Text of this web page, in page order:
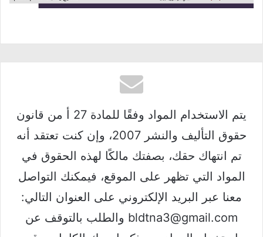
يتم الاستخدام المواد وفقًا للمادة 27 أ من قانون
حقوق التأليف والنشر 2007، وإن كنت تعتقد أنه
تم انتهاك حقك، بصفتك مالكًا لهذه الحقوق في
المواد التي تظهر على الموقع، فيمكنك التواصل
معنا عبر البريد الإلكتروني على العنوان التالي:
bldtna3@gmail.com والطلب بالتوقف عن